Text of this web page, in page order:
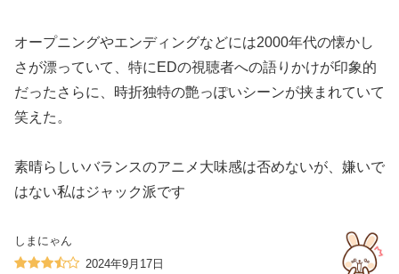
オープニングやエンディングなどには2000年代の懐かし
さが漂っていて、特にEDの視聴者への語りかけが印象的
だったさらに、時折独特の艶っぽいシーンが挟まれていて
笑えた。
素晴らしいバランスのアニメ️大味感は否めないが、嫌いで
はない️私はジャック派です️
しまにゃん
2024年9月17日